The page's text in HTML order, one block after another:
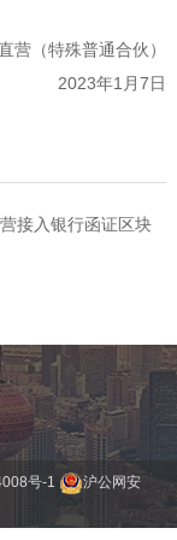
营（特殊普通合伙）
2023年1月7日
接入银行函证区块
号-1
沪公网安